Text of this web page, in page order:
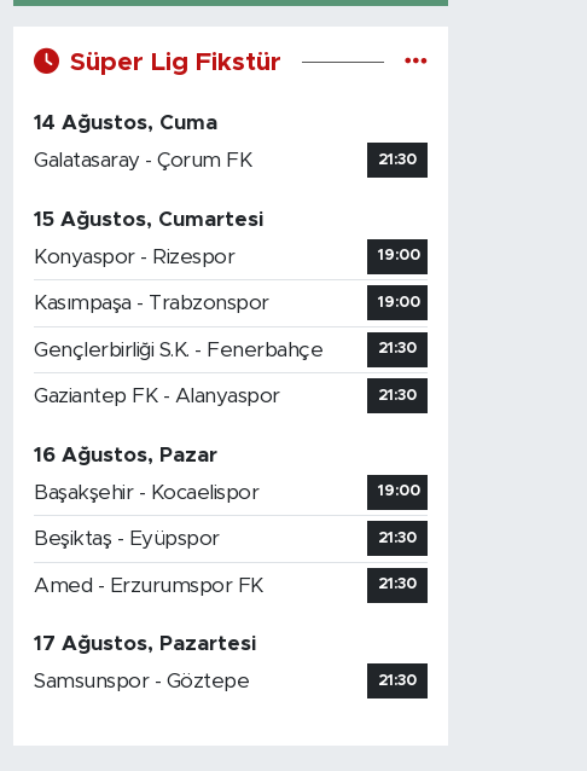
Süper Lig Fikstür
14 Ağustos, Cuma
Galatasaray - Çorum FK
21:30
15 Ağustos, Cumartesi
Konyaspor - Rizespor
19:00
Kasımpaşa - Trabzonspor 19:00
Gençlerbirliği S.K. - Fenerbahçe 21:30
Gaziantep FK - Alanyaspor 21:30
16 Ağustos, Pazar
Başakşehir - Kocaelispor
19:00
Beşiktaş - Eyüpspor 21:30
Amed - Erzurumspor FK 21:30
17 Ağustos, Pazartesi
Samsunspor - Göztepe
21:30